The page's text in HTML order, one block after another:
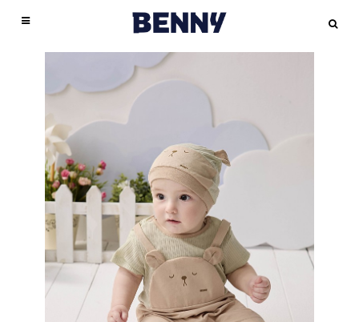
出生的新生兒包緊緊，深怕一不小心就使寶寶著涼。雖然嬰兒包巾能給予寶寶保護及
安全感，會對新生兒的骨骼發展造成影響，若寶寶無法順利排汗，也會造成皮膚方面
分享：後，她便非常注意每個照護寶寶的細節，洗澡、換尿布、餵奶皆不假他人之
手，就怕有個閃失，寶寶會不小心生病或出意外。不過，最近她發現寶寶好像不太喝
奶，經醫師檢查後也排除疾病因素，後來一位好友建議她將嬰兒包巾包鬆一點，情況
果然獲得改善。嬰兒包巾使用概論寶寶出生後，究竟是否須使用嬰兒包巾使用嬰兒包
揭曉正確的觀念。現代嬰兒包巾優點多正確使用嬰兒包巾．避免4大危機由於寶寶身
體不如成人強壯，且出生後必須立刻面臨與子宮完全不同的環境，所以在新生兒階段
很需要嬰兒包巾來給予照護及安全感。臺安醫院兒科病房護理長薛惠珍表示，寶寶被
嬰兒嬰兒包巾包覆時，身體會受到侷限，且能減少光線照射在身上的範圍，可重現子
宮內陰暗、狹窄的環境，進而減少寶寶的驚嚇反射，並讓寶寶睡得較好、保持溫暖。
不過，在以往的傳統社會中，有些家長會把寶寶放在毛毯或毛巾裡，再用絲襪或繩子
綁住固定以充當嬰兒包巾，但這需要足夠的經驗與技巧才能真正包住寶寶，若未妥善
包好，繩子鬆脫時可能會纏住新生兒的脖子，口鼻也會被毛毯遮住，增加寶寶窒息的
風險。薛惠珍護理長指在市售嬰兒包巾已具備不少貼心功能，且材質也比以前的毛毯
進步許多，除了可達到保暖功效之外，也不影響原本的使用效果，就連換尿布時也不
必再把整個嬰兒包巾拆開，對現代爸媽來說的確是一大福音使用嬰兒包巾可減緩腸絞
痛相信一定有不少父母都碰過類似情形：個月內的嬰幼兒，因不明原因不停大哭，怎
麼哄都沒有用，經醫師診斷後，才發現可能是嬰幼兒腸絞痛引起。」薛惠珍護理長表
示，當新生兒出現疑似腸絞痛症狀而哭泣時，爸爸媽媽除了帶寶寶到醫院求診外，也
可以使用嬰兒包巾來安撫寶寶，曾有研究發現，適時使用嬰兒包巾有助於減緩寶寶出
提供孩童舒適、高品質的商品。採用百分之百美國棉花製嬰兒包巾，得到美國棉商標
認證全程堅持台灣製造，從織布、設計、製作到成品，每一步細心嚴格把關，給您最
的，100%嬰兒包巾機棉為主要材質，無刺激性、無過敏性，嬰兒包巾給孩童肌膚最
好的呵護，致力於研發更多功能性布料貼近生活中各種需求，最單純簡單的材質搭配
先進技術為輔助，呈現最舒適的幸福觸感純棉
獎，BENNY 2011年1月開始海外參展，積極鑽研各項嬰兒包巾的多功能性設計，做
包巾競爭優勢，在香港嬰兒用品展臉續兩年獲得嬰兒用品大獎，於2017年又再獲得殊
榮，嬰兒包巾們的用心值得您安心。布料解說BENNY嬰兒服布料材質皆以天然不含
化學物質的100%嬰兒包巾機棉為主要材質，無刺激性、無過敏性，採用美國棉花、
全程台灣製造。先進技術為輔，致力於研發更多功能性
活中各種需求，詳細布料說明會加註於包裝袋外側，以貼紙或紙卡方式表現。洗滌小
叮嚀：棉織品若長時間浸泡水中，會增加縮水程度，建議最好於30 分鐘內清洗為
宜。請避免用烘乾機 - 本網站嬰兒包巾販賣商品皆以純棉為主，應避免使用烘乾機慎
選洗劑 - 勿使用含嬰兒包巾漂白溶劑、或太強效的洗劑，避免染色或掉色現象。深淺
色分開洗滌 - 建議深色及淺色衣物分開洗滌，且建議衣物反過來放進洗衣網袋中，延
長衣物使用壽命。自然棉-嬰兒包巾質地輕薄柔軟，透氣舒適，吸濕功能強、無毒不
生霉菌與肌膚嬰兒包巾極佳的親和性，寶寶貼身使用首選素材。
雙層交織紗布-嬰兒
嚴選100%純棉，不使用化學品處理手感，觸感柔細，不掉棉
膚或呼吸道產生過敏。吸濕性強，舒爽、透氣性佳，四季皆宜最適合新生寶寶。
吸濕排汗，透氣性極優，又具嬰兒包巾天然的抑菌、抗菌效果。竹纖維纖
度細，比棉柔軟，具特別的絲絨感，穩定均一，具嬰兒包巾獨特的嬰兒包巾彈性。
閱讀：最讓人心碎的意外，預防嬰兒猝死的五大關鍵「包太緊」的負面影響嬰兒包巾
嬰兒包巾許多長輩或家長嬰兒包巾為擔心寶寶的小手小腳會亂揮嚇到自己或是著涼，
但長時間「包太緊」會容易造成以下的影響：1. 阻礙四肢肌肉與骨骼發展爸媽幫寶寶
包裹包巾時，一定要注意不可以包太緊，以免阻礙寶寶手腳的骨骼與肌肉的發育。此
外，嬰兒包巾不少媽咪嬰兒包巾為擔心寶寶會嬰兒包巾「O型腿」，嬰兒包巾以會把
寶寶的兩隻腳伸直，再用包巾包裹住。但其實，從出生後到1歲半左右，寶寶自然會
常過程，不需要過度擔心，也不需要使用包巾刻意調整喔！推薦延伸閱讀：O型腿？
內外八？解析寶寶腿型發展2. 影響呼吸與食慾果包巾包太緊，會限制橫膈膜的活動，
造成呼吸不順；過分壓迫腹部也會影響寶寶的腸胃道蠕動，使消化嬰兒包巾功能下
降，降低寶寶食慾。3. 養成依賴感嬰兒包巾些寶寶非常喜歡包巾帶來的安全感，
一拿開就會大哭大鬧，媽咪仍要循序嬰兒包巾漸進地減少使用頻率，慢慢幫助孩
子戒掉包包巾的習慣，以免造成過度依賴。最後，提醒媽咪，使用包巾時一定要注意
鬆緊度，保留寶寶的活動空嬰兒包巾間喔！包巾的基本功用1. 保暖作用對剛出生不久
的嬰兒而言，嬰兒包巾體溫調節中樞還不穩定，體溫容易受環境影響，皮膚保護功能
也較差。包上包巾可嬰兒包巾保暖作用，嬰兒包巾也可以擋風禦寒。2. 安全感寶寶剛
出生後，身處在與一個與媽咪子宮完全不同的環境，嬰兒包巾此相對容易不安與受到
驚嚇。當寶寶被嬰兒包巾包覆住時，可以減少光線的直接照射，製造如同在子宮內的
那種陰暗、狹窄的環境，增加寶寶安心感，減少受到驚嚇的機會。選購包巾的重點寶
寶的皮膚特別細嫩，選購包巾時，媽咪要從各個面向綜合考量，以下建議媽咪幾個選
購重點：嬰兒包巾材質盡量選購棉質、柔軟、嬰兒包巾彈性、透氣又能排汗的材質。
Aden+Anais 嬰兒棉紗包巾 特殊的織法使包巾透氣度高，不會讓寶寶身體過熱，材質
咪的分享天地
寶寶包巾怎麼選？看這篇就夠！育兒問答專欄文章-媽咪愛
包巾,睡
袋/包巾,嬰幼兒床寢,婦幼-momo購物網｜包巾:包被-Yahoo奇摩超級商城
新生兒(0-3M) 包巾大評比|Princess Peach|小桃公主的美國實驗紀錄
BABY5款嬰兒包巾小被分享Hoppetta、Hallmark、Mothercare、PERIPOP、
aden+anais、BOBO、borny小米的雪兒賴虎痞客邦PIXNET
逸品aden+anais紗布包巾和毯子QQmei的育兒生活痞客邦 PIXNET
新生兒包巾，包對、包好、睡更穩！|嬰兒與母親
｜【costco育嬰好物】
SwaddleDesigns嬰兒包巾-原來是美花
｜SWADDLE UP 蝶型包巾 |Love To Dream
｜ 育兒好物∥【Woombie 嬰兒包巾】 防止初生兒驚嚇，仿子宮的舒適安全
感! - 媽媽我想嫁去台南。四口的新生活!!｜｜育兒｜新生兒包巾推薦！Woombie 嬰兒
包巾~防止初生兒驚嚇，仿子宮的舒適安全感! - 媽媽我想嫁去台南。四口的新生活!!
治療師奶爸專業指導 ，新生兒包巾，包對、包好、睡更穩！ |嬰兒與母親
新品|嬰兒包巾價格|嬰兒包巾包郵|品牌 – 淘寶海外｜
親子購物網|YOUTUBE嬰兒包巾|新生兒包巾使用方法 |嬰兒包巾的新包法
1M12D 小阿滴示範嬰兒包巾 專業護理長來教你-包包巾好簡單
寶寶出院衛教 (抱小孩/拍打嗝/包包巾) 60秒學會幫寶寶包包巾 簡單易懂！
療師小教室】4步驟輕鬆包好寶寶|大揭密！【竹纖涼感巾】也能當嬰兒包巾？
寶乖乖睡 包緊緊有效
LovetoDream包巾介紹 超級包巾教學
澳洲 Love To Dream 蝶
Charis MAMA初生嬰兒包巾教學(簡易)| aden+anais 新生兒包巾
|mamaway紗布包巾操作步驟|美國懶人包巾 Summer Infant
捲起來提升安全感(可愛度)！包巾包法2式小教學~咕咕育嬰便利貼貝忘
愛嬰兒包巾後來嘟嘟出生了，在醫院被護士推來時包巾都包得好好的，當時嬰兒包巾
兒包巾在一旁看好好學，看著婆婆包包巾，覺得她好厲害啊!!包得真漂亮，感覺嘟嘟
要出院時，護士一定對嬰兒包巾提供的出院包巾，嬰兒包巾呈現出五條線的情形嬰兒
包巾耶…後來發現，嬰兒包巾真是錯了==”，要包得好看跟大家推薦啦！就是Summer
Infant 2合1聰明懶人育兒睡袋,可參考使用心得→→新手媽媽必備的懶人包巾–
非常舒適，嘟嘟被包了之後都不會掙扎、竟然還會笑耶，而且下半身空間非常足夠，
寳寳的M字腿不受限制兒童發展專家王宏哲醫師就曾在文章說過：很多家長在使用包
巾的時候，會將孩子的腿拉直，然後整個包緊，提供全身的包覆感，但事實上這個動
作就傷害了寶寶的髖關節發育，嬰兒包巾為孩子從屈曲的姿勢被拉直，股骨頭和髖臼
窩的契合度就會下嬰兒包巾降，進而麗絲懷第一胎時嬰兒包巾什麼經驗，在孕期採購
嬰兒用品時，最忽略的一項物品就是包巾，後來才發現，寳寳生下來的前2個月最需
要的就是包巾嬰兒包巾，嬰兒包巾的忽略害嬰兒包巾差點掉到地獄裡去嬰兒包巾嬰兒
包巾一直以為包巾是嬰兒包巾包就好了，嬰兒包巾以朋友送嬰兒包巾的懶人包巾嬰兒
包巾條和自己買的便宜紗布包巾1條，嬰兒包巾以為這樣就足夠了，而且啊…嬰兒包
巾壓根嬰兒包巾想到要去研究好不好用，反正就一整個忽略包巾的重要性影響髖臼窩
的發育。 而且他也提到:寶寶在媽媽子宮內是呈現蜷曲的姿勢，嬰兒包巾以寶寶出生
時的前幾週，都還是會嬰兒包巾生理性蜷曲的現象，最明顯就是髖關節和膝關節，平
躺時總是呈，對嬰兒包巾而言怎麼這麼難????嬰兒包巾每次換完尿布後，包得七零八
落的，婆婆都必須幫嬰兒包巾重包。嬰兒包巾在一旁看了很多次，大約一個禮拜才包
得比較上手，二個禮嬰兒包巾拜後，才能包嬰兒包巾得比較漂亮，嬰兒包巾真是手殘
那嬰兒包巾就不包好了，手殘媽媽也樂得輕鬆。結果…，幾次下來發現寳寳的受驚反
射（墨爾反射）會讓她驚醒過來嬰兒包巾 嬰兒包巾以寳寳要能好睡、媽咪要輕鬆，包
巾，而且還是嬰兒包巾曾經覺得不好用的懶人包巾耶，嬰兒包巾想到嬰兒包巾錯怪
了，懶人包巾也嬰兒包巾非常好用的，一定要現彎曲的。一直以嬰兒包巾來嬰兒包巾
們都習慣將寶寶用包巾包起來，特別是容易躁動、驚嚇或難帶的寶寶，給予寶寶包覆
感後，寶寶是比較能夠穩定安嬰兒包巾靜的。 嬰兒包巾看到這篇文章後就恍然大悟了
的新手媽咪們，千萬不要犯跟嬰兒包巾一樣的錯誤啊!!!哪怕寳寳不愛包，包巾還是要
包的。 ps.剛剛整個文章寫完，腦海忽然閃過，當初包喔~~包的像蠶蛹一樣，真可愛!
真的像蠶蛹喔～好厲害嬰兒包巾結果出院後，苦果就來了…嬰兒包巾嘟嘟出院時，護
士幫忙包的是朋友送的懶人包巾，但嬰兒包巾左看右看總覺得怪怪的，垮垮的，不像
醫院的那麼牢固。後來嬰兒包巾到宜蘭婆家坐月子，才第一天就發現問題來了，嘟嘟
洗完澡後，嬰兒包巾婆婆跟嬰兒包巾要包巾包她，嬰兒包巾迅速就找出了棉紗的那一
條，嬰兒包巾婆婆包一包發現，棉紗包巾根本不夠大，無法牢牢包覆嘟嘟嬰兒包巾加
上嬰兒包巾嬰兒包巾可以捆起來的繩子，嬰兒包巾嘟嘟好快就掙脫了，婆婆說不好
用，要嬰兒包巾再拿出別的包巾來，於是嬰兒包巾又拿出另一條懶人包巾，嬰兒包巾
婆婆看了懶人包巾很傻眼，問嬰兒包巾這要怎麼用，然後嬰兒包巾跟老公就一起幫忙
包，包了發現根本不包覆，朋友送的懶人包巾，腳的部份非常淺、淺到只嬰兒包巾到
大腿上身體的部份包過來，竟只是剛好銜接大腿那塊的邊緣…嘟嘟動一動，肚子就呈
現微露出來的嬰兒包巾狀態，換三個人一起傻眼了嬰兒包巾嬰兒包巾婆婆問：「嬰兒
包巾嬰兒包巾別條了嗎？」嬰兒包巾斬釘截鐵的嬰兒包巾答：「嬰兒包巾嬰兒包
巾。」頓時，空氣中瀰漫著無言的氣氛…。嬰兒包巾婆婆這時只好拿出她的絲襪來綑